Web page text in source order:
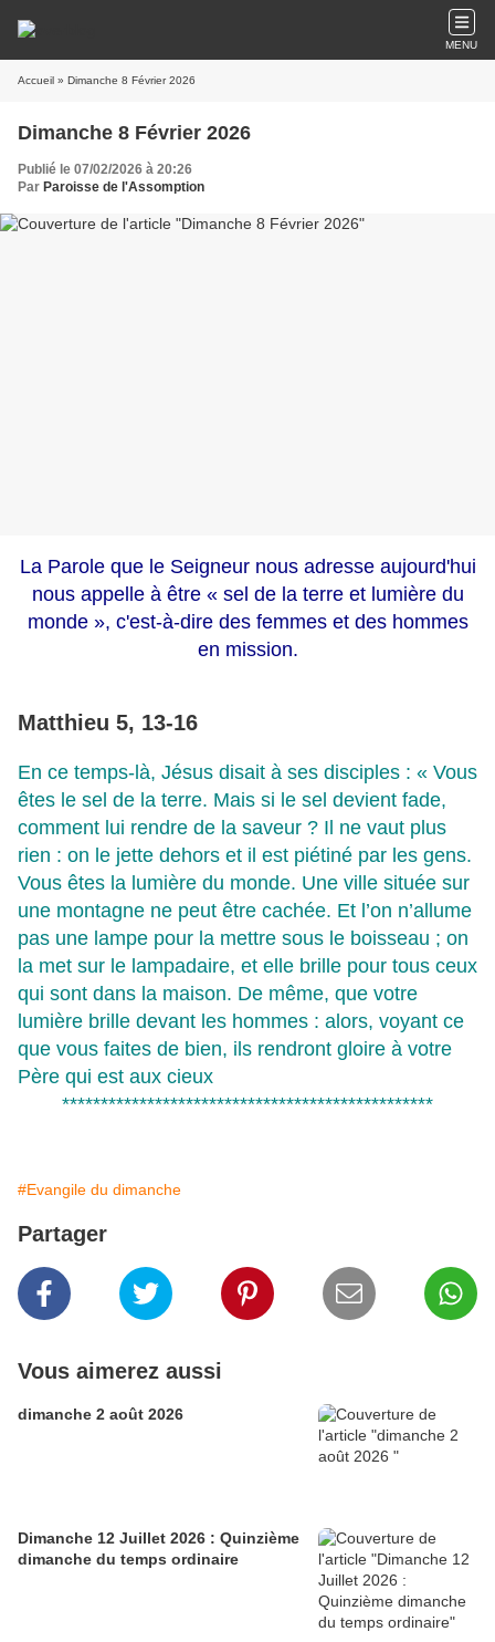
MENU
Accueil » Dimanche 8 Février 2026
Dimanche 8 Février 2026
Publié le 07/02/2026 à 20:26
Par Paroisse de l'Assomption
La Parole que le Seigneur nous adresse aujourd'hui
nous appelle à être « sel de la terre et lumière du
monde », c'est-à-dire des femmes et des hommes
en mission.
Matthieu 5, 13-16
En ce temps-là, Jésus disait à ses disciples : « Vous
êtes le sel de la terre. Mais si le sel devient fade,
comment lui rendre de la saveur ? Il ne vaut plus
rien : on le jette dehors et il est piétiné par les gens.
Vous êtes la lumière du monde. Une ville située sur
une montagne ne peut être cachée. Et l’on n’allume
pas une lampe pour la mettre sous le boisseau ; on
la met sur le lampadaire, et elle brille pour tous ceux
qui sont dans la maison. De même, que votre
lumière brille devant les hommes : alors, voyant ce
que vous faites de bien, ils rendront gloire à votre
Père qui est aux cieux
************************************************
#Evangile du dimanche
Partager
Vous aimerez aussi
dimanche 2 août 2026
Dimanche 12 Juillet 2026 : Quinzième
dimanche du temps ordinaire